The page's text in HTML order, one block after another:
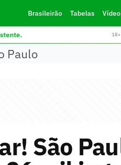
Brasileirão Tabelas
Paulo
São